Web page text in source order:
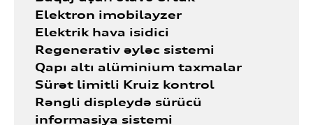
Elektron imobilayzer
Elektrik hava isidici
Regenerativ əyləc sistemi
Qapı altı alüminium taxmalar
Sürət limitli Kruiz kontrol
Rəngli displeydə sürücü
informasiya sistemi